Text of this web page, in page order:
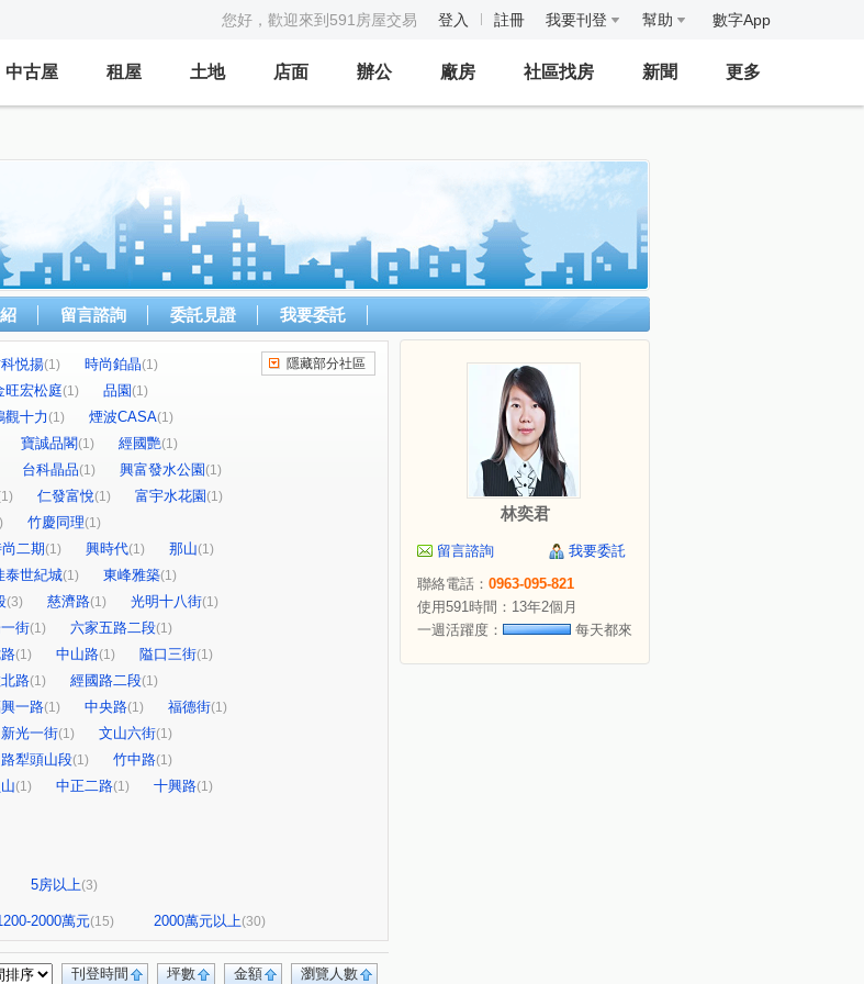
您好，歡迎來到591房屋交易 登入 註冊 我要刊登 幫助 數字App
中古屋 租屋 土地 店面 辦公 廠房 社區找房 新聞 更多
留言諮詢 委託見證 我要委託
悦揚(1) 時尚鉑晶(1)
旺宏松庭(1) 品園(1)
觀十力(1) 煙波CASA(1)
寶誠品閣(1) 經國艷(1)
台科晶品(1) 興富發水公園 (1)
仁發富悅(1) 富宇水花園 (1)
竹慶同理(1)
二期(1) 興時代(1) 那山(1)
泰世紀城(1) 東峰雅築(1)
(3) 慈濟路(1) 光明十八街(1)
街(1) 六家五路二段(1)
(1) 中山路(1) 隘口三街(1)
路(1) 經國路二段(1)
一路(1) 中央路(1) 福德街(1)
新光一街(1) 文山六街(1)
犁頭山段(1) 竹中路(1)
(1) 中正二路(1) 十興路(1)
隱藏部分社區
5房以上(3)
2000萬元(15) 2000萬元以上(30)
瀏覽人數
金額
坪數
刊登時間
林奕君
留言諮詢
我要委託
聯絡電話： 0963-095-821
使用591時間：13年2個月
一週活躍度：
每天都來